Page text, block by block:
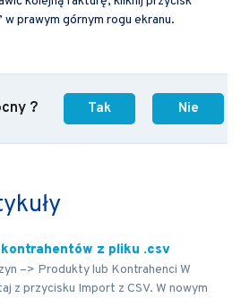
prawym górnym rogu ekranu.
? Tak Nie
z pliku .csv
–> Produkty lub Kontrahenci W
z przycisku Import z CSV. W nowym